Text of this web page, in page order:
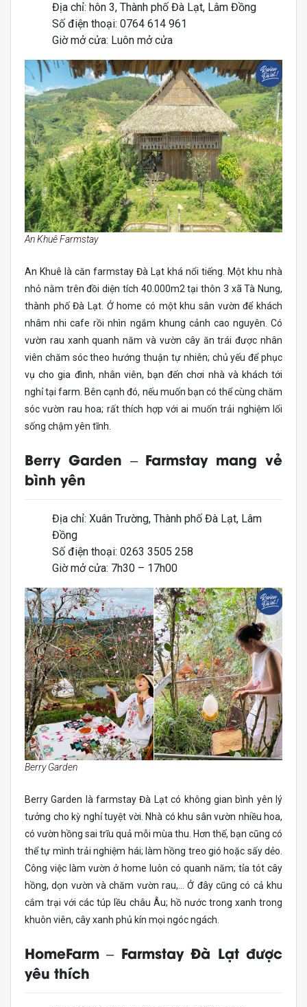
Địa chỉ: hôn 3, Thành phố Đà Lạt, Lâm Đồng
Số điện thoại: 0764 614 961
Giờ mở cửa: Luôn mở cửa
An Khuê Farmstay
An Khuê là căn farmstay Đà Lạt khá nổi tiếng. Một khu nhà
nhỏ nằm trên đồi diện tích 40.000m2 tại thôn 3 xã Tà Nung,
thành phố Đà Lạt. Ở home có một khu sân vườn để khách
nhâm nhi cafe rồi nhìn ngắm khung cảnh cao nguyên. Có
vườn rau xanh quanh năm và vườn cây ăn trái được nhân
viên chăm sóc theo hướng thuận tự nhiên; chủ yếu để phục
vụ cho gia đình, nhân viên, bạn đến chơi nhà và khách tới
nghỉ tại farm. Bên cạnh đó, nếu muốn bạn có thể cùng chăm
sóc vườn rau hoa; rất thích hợp với ai muốn trải nghiệm lối
sống chậm yên tĩnh.
Berry Garden – Farmstay mang vẻ
bình yên
Địa chỉ: Xuân Trường, Thành phố Đà Lạt, Lâm
Đồng
Số điện thoại: 0263 3505 258
Giờ mở cửa: 7h30 – 17h00
Berry Garden
Berry Garden là farmstay Đà Lạt có không gian bình yên lý
tưởng cho kỳ nghỉ tuyệt vời. Nhà có khu sân vườn nhiều hoa,
có vườn hồng sai trĩu quả mỗi mùa thu. Hơn thế, bạn cũng có
thể tự mình trải nghiệm hái; làm hồng treo gió hoặc sấy dẻo.
Công việc làm vườn ở home luôn có quanh năm; tỉa tót cây
hồng, dọn vườn và chăm vườn rau,… Ở đây cũng có cả khu
cắm trại với các túp lều châu Âu; hồ nước trong xanh trong
khuôn viên, cây xanh phủ kín mọi ngóc ngách.
HomeFarm – Farmstay Đà Lạt được
yêu thích